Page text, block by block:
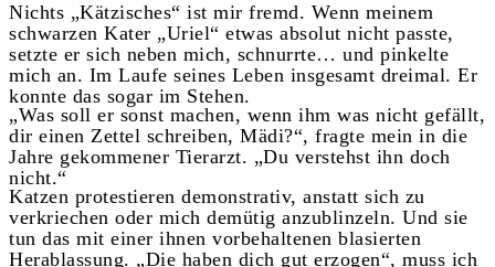
Nichts „Kätzisches“ ist mir fremd. Wenn meinem
schwarzen Kater „Uriel“ etwas absolut nicht passte,
setzte er sich neben mich, schnurrte… und pinkelte
mich an. Im Laufe seines Leben insgesamt dreimal. Er
konnte das sogar im Stehen.
„Was soll er sonst machen, wenn ihm was nicht gefällt,
dir einen Zettel schreiben, Mädi?“, fragte mein in die
Jahre gekommener Tierarzt. „Du verstehst ihn doch
nicht.“
Katzen protestieren demonstrativ, anstatt sich zu
verkriechen oder mich demütig anzublinzeln. Und sie
tun das mit einer ihnen vorbehaltenen blasierten
Herablassung. „Die haben dich gut erzogen“, muss ich